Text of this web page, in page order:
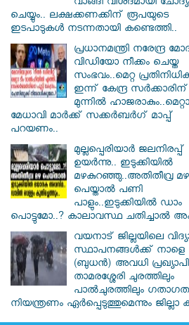
വാങ്ങി വിശദമായി
ചെയ്യും.. ലക്ഷക്കണക്കിന് രൂപയുടെ
ഇടപാടുകള്‍ നടന്നതായി കണ്ടെത്തി..
പ്രധാനമന്ത്രി നരേന്ദ്ര
വിഡിയോ നീക്കം ചെയ്ത
സംഭവം..മെറ്റ
ഇന്ന് കേന്ദ്ര സർക്കാരിന്
മുന്നിൽ ഹാജരാകും..മെറ്റാ
മേധാവി മാർക്ക് സക്കർബർഗ് മാപ്പ്
പറയണം..
മുല്ലപ്പെരിയാർ ജലനിരപ്പ്
ഉയർന്നു.. ഇടുക്കിയിൽ
മഴകുറഞ്ഞു..അതിതീവ്ര മഴ
പെയ്താൽ പണി
പാളും..ഇടുക്കിയിൽ ഡാം
പൊട്ടുമോ..? കാലാവസ്ഥ ചതിച്ചാൽ
വയനാട് ജില്ലയിലെ
സ്ഥാപനങ്ങൾക്ക് നാളെ
(ബുധൻ) അവധി
താമരശ്ശേരി ചുരത്തിലും
പാൽചുരത്തിലും ഗതാഗത
നിയന്ത്രണം ഏർപ്പെടുത്തുമെന്നും ജില്ലാ